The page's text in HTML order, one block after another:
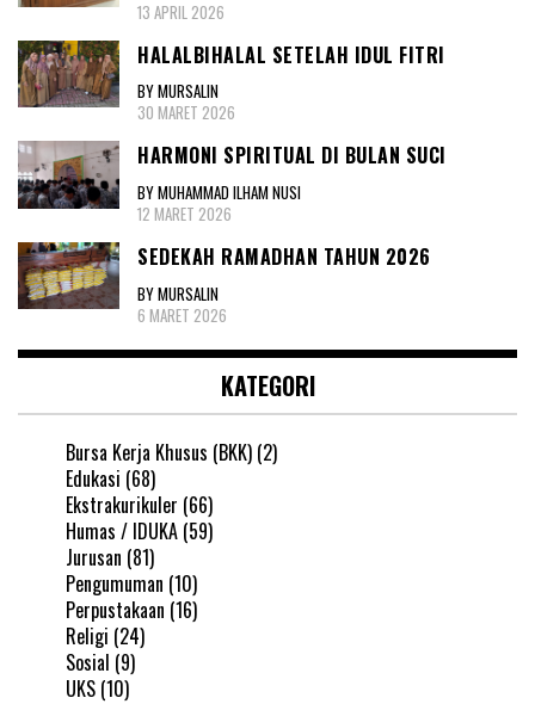
13 APRIL 2026
HALALBIHALAL SETELAH IDUL FITRI
BY MURSALIN
30 MARET 2026
HARMONI SPIRITUAL DI BULAN SUCI
BY MUHAMMAD ILHAM NUSI
12 MARET 2026
SEDEKAH RAMADHAN TAHUN 2026
BY MURSALIN
6 MARET 2026
KATEGORI
Bursa Kerja Khusus (BKK) (2)
Edukasi (68)
Ekstrakurikuler (66)
Humas / IDUKA (59)
Jurusan (81)
Pengumuman (10)
Perpustakaan (16)
Religi (24)
Sosial (9)
UKS (10)